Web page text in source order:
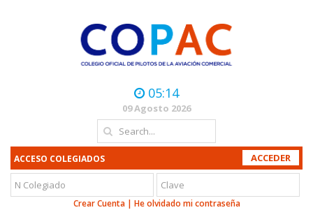
05:14
09 Agosto 2026
ACCESO COLEGIADOS
Crear Cuenta| He olvidado mi contraseña